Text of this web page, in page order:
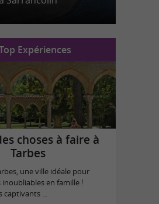
Expériences
choses à faire à
Tarbes
une ville idéale pour
inoubliables en famille !
captivants ...